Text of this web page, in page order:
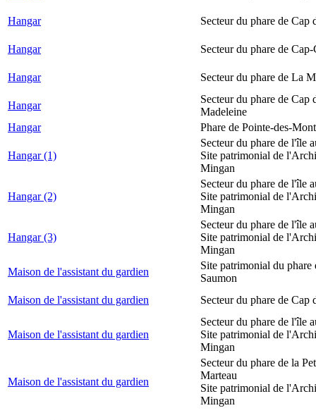
Hangar Secteur du phare de Cap
Hangar Secteur du phare de Cap-
Hangar Secteur du phare de La
Hangar
Secteur du phare de Cap
Madeleine
Hangar
Phare de Pointe-des-
Hangar (1)
Secteur du phare de l'île
Site patrimonial de
Mingan
Hangar (2)
Secteur du phare de l'île
Site patrimonial de
Mingan
Hangar (3)
Secteur du phare de l'île
Site patrimonial de
Mingan
Maison de l'assistant du gardien
Site patrimonial du phare
Saumon
Maison de l'assistant du gardien
Secteur du phare de Cap
Maison de l'assistant du gardien
Secteur du phare de l'île
Site patrimonial de
Mingan
Maison de l'assistant du gardien
Secteur du phare de la
Marteau
Site patrimonial de
Mingan